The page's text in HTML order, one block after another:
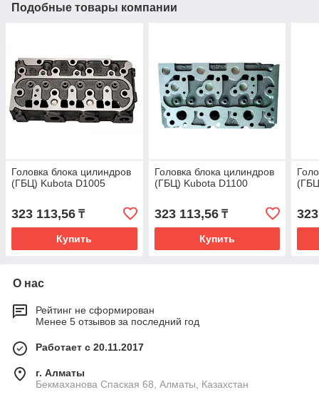
Подобные товары компании
Головка блока цилиндров
(ГБЦ) Kubota D1005
323 113,56 ₸
Купить
Головка блока цилиндров
(ГБЦ) Kubota D1100
323 113,56₸
Купить
О нас
Рейтинг не сформирован
Менее 5 отзывов за последний год
Работает с 20.11.2017
г. Алматы
Бекмаханова Спаская 68, Алматы, Казахстан